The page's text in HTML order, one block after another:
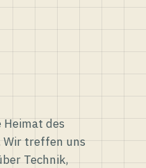
Heimat des
treffen uns
Technik,